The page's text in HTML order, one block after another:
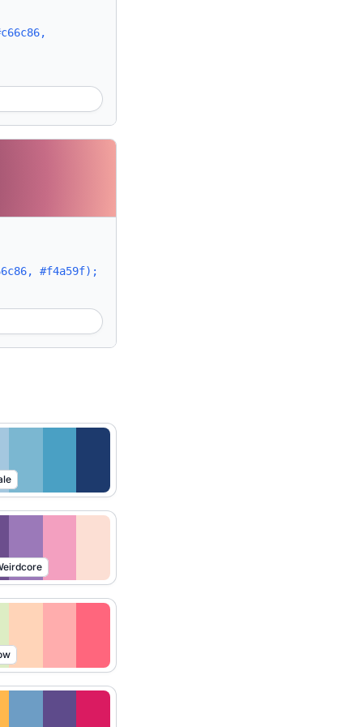
#f4a59f);